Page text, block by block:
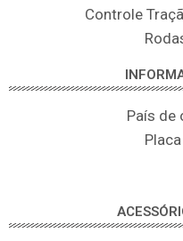
Controle
País de